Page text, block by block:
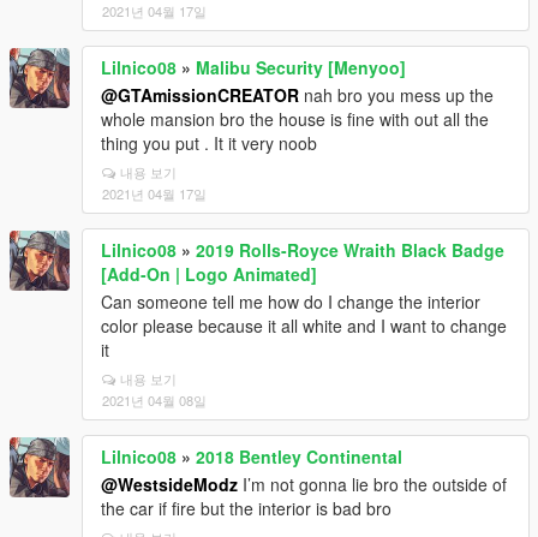
2021년 04월 17일
Lilnico08 » Malibu Security [Menyoo]
@GTAmissionCREATOR nah bro you mess up the
whole mansion bro the house is fine with out all the
thing you put . It it very noob
내용 보기
2021년 04월 17일
Lilnico08 » 2019 Rolls-Royce Wraith Black Badge
[Add-On | Logo Animated]
Can someone tell me how do I change the interior
color please because it all white and I want to change
it
내용 보기
2021년 04월 08일
Lilnico08 » 2018 Bentley Continental
@WestsideModz I’m not gonna lie bro the outside of
the car if fire but the interior is bad bro